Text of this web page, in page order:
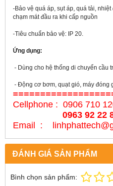
-Bảo vệ quá áp, sụt áp, quá tải,
chạm mát đầu ra khi cấp nguồn
-Tiêu chuẩn bảo vệ: IP 20.
Ứng dụng:
- Dùng cho hệ thống di chuyển cầu
- Động cơ bơm, quạt gió, máy đóng
Cellphone : 0906 710
0963 92 22
Email :
ĐÁNH GIÁ SẢN PHẨM
Bình chọn sản phẩm: